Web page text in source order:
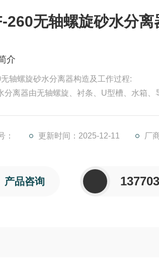
260无轴螺旋砂水分离
介
无轴螺旋砂水分离器构造及工作过程:
分离器由无轴螺旋、衬条、U型槽、水箱、
量轻;
： 更新时间：2025-12-11 厂
产品咨询